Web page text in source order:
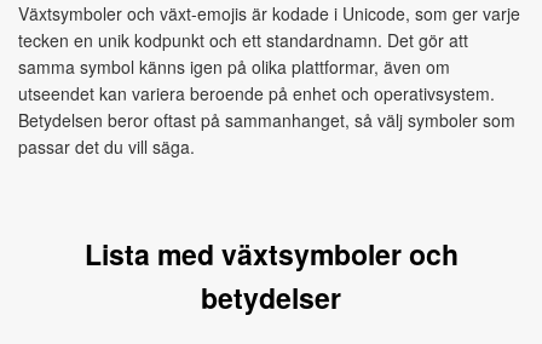
Växtsymboler och växt-emojis är kodade i Unicode, som ger varje
tecken en unik kodpunkt och ett standardnamn. Det gör att
samma symbol känns igen på olika plattformar, även om
utseendet kan variera beroende på enhet och operativsystem.
Betydelsen beror oftast på sammanhanget, så välj symboler som
passar det du vill säga.
Lista med växtsymboler och
betydelser